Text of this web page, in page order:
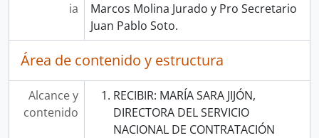
ia
Marcos Molina Jurado y Pro Secretario
Juan Pablo Soto.
Área de contenido y estructura
Alcance y
contenido
RECIBIR: MARÍA SARA JIJÓN,
DIRECTORA DEL SERVICIO
NACIONAL DE CONTRATACIÓN